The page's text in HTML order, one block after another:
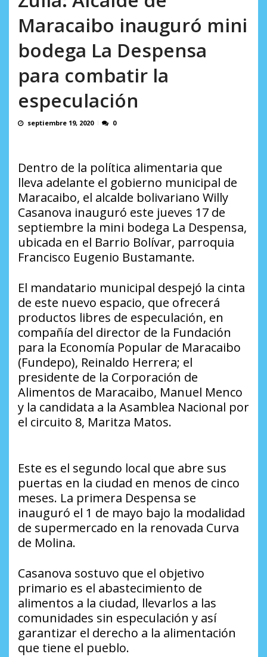
Maracaibo inauguró mini
bodega La Despensa
para combatir la
especulación
septiembre 19, 2020 0
Dentro de la política alimentaria que
lleva adelante el gobierno municipal de
Maracaibo, el alcalde bolivariano Willy
Casanova inauguró este jueves 17 de
septiembre la mini bodega La Despensa,
ubicada en el Barrio Bolívar, parroquia
Francisco Eugenio Bustamante.
El mandatario municipal despejó la cinta
de este nuevo espacio, que ofrecerá
productos libres de especulación, en
compañía del director de la Fundación
para la Economía Popular de Maracaibo
(Fundepo), Reinaldo Herrera; el
presidente de la Corporación de
Alimentos de Maracaibo, Manuel Menco
y la candidata a la Asamblea Nacional por
el circuito 8, Maritza Matos.
Este es el segundo local que abre sus
puertas en la ciudad en menos de cinco
meses. La primera Despensa se
inauguró el 1 de mayo bajo la modalidad
de supermercado en la renovada Curva
de Molina.
Casanova sostuvo que el objetivo
primario es el abastecimiento de
alimentos a la ciudad, llevarlos a las
comunidades sin especulación y así
garantizar el derecho a la alimentación
que tiene el pueblo.